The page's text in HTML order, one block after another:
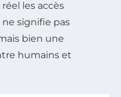
les accès
ne signifie pas
bien une
humains et